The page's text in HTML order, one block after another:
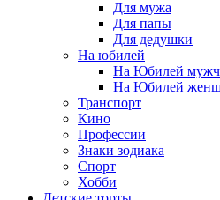
Для мужа
Для папы
Для дедушки
На юбилей
На Юбилей
На Юбилей
Транспорт
Кино
Профессии
Знаки зодиака
Спорт
Хобби